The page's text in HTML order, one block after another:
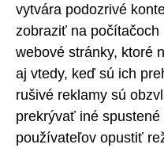
vytvára podozrivé
zobraziť na
webové stránky, ktoré
aj vtedy, keď sú ich
rušivé reklamy sú
prekrývať iné
používateľov opustiť